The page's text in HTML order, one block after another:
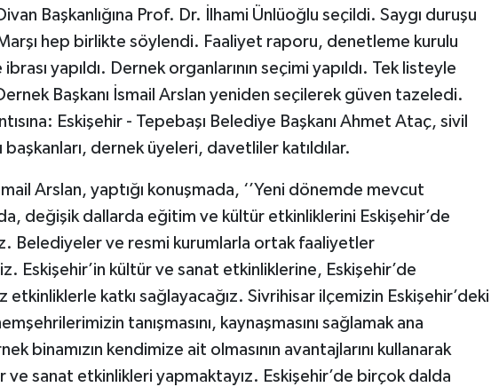
Başkanlığına Prof. Dr. İlhami Ünlüoğlu seçildi. Saygı duruşu
hep birlikte söylendi. Faaliyet raporu, denetleme kurulu
yapıldı. Dernek organlarının seçimi yapıldı. Tek listeyle
Başkanı İsmail Arslan yeniden seçilerek güven tazeledi.
Eskişehir - Tepebaşı Belediye Başkanı Ahmet Ataç, sivil
başkanları, dernek üyeleri, davetliler katıldılar.
Arslan, yaptığı konuşmada, ‘’Yeni dönemde mevcut
değişik dallarda eğitim ve kültür etkinliklerini Eskişehir’de
Belediyeler ve resmi kurumlarla ortak faaliyetler
Eskişehir’in kültür ve sanat etkinliklerine, Eskişehir’de
katkı sağlayacağız. Sivrihisar ilçemizin Eskişehir’deki
tanışmasını, kaynaşmasını sağlamak ana
binamızın kendimize ait olmasının avantajlarını kullanarak
ve sanat etkinlikleri yapmaktayız. Eskişehir’de birçok dalda